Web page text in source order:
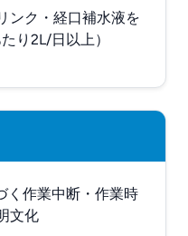
ンク・経口補水液を
り2L/日以上）
く作業中断・作業時
文化